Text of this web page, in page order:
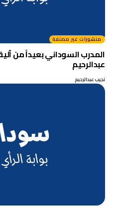
منشورات غير مصنفة
المدرب السوداني بعيداً من
عبدالرحيم
نجيب عبدالرحيم